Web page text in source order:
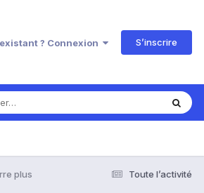
? Connexion S’inscrire
Toute l’activité
plus